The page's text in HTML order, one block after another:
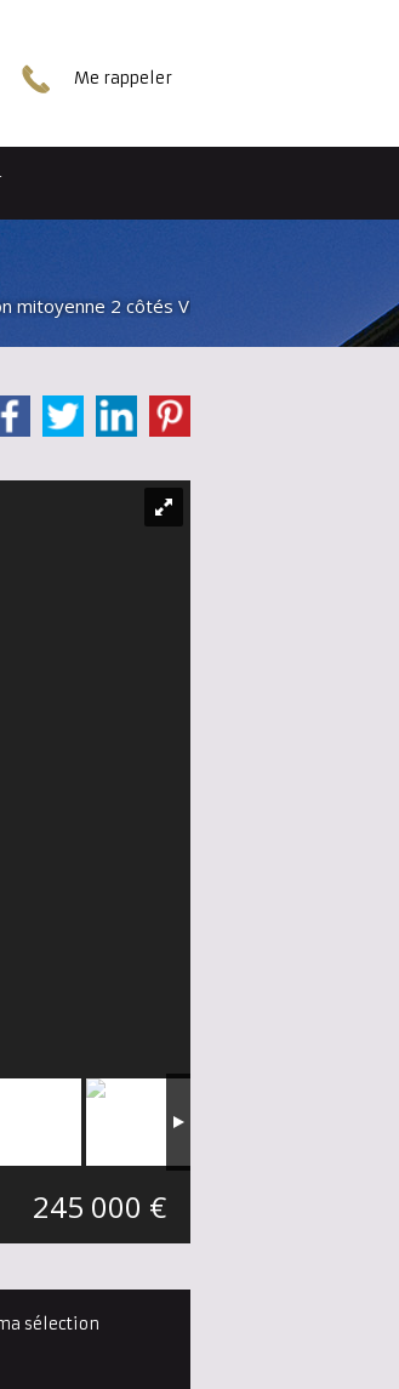
Me rappeler
mitoyenne 2 côtés VM39220
90 m²
245 000 €
sélection